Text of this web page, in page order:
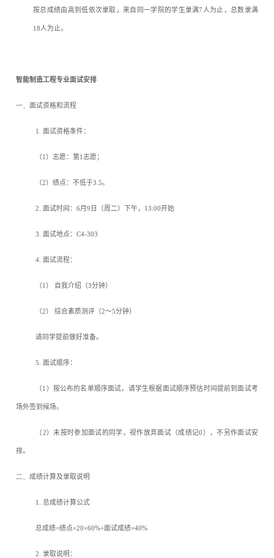
按总成绩由高到低依次录取，来自同一学院的学生录满7 人为止，总数录满
18人为止。
智能制造工程专业面试安排
一、面试资格和流程
1.面试资格条件：
（1）志愿：第1志愿；
（2）绩点：不低于3.5。
2.面试时间：6月9 日（周二）下午， 13:00开始
3.面试地点：C4-303
4.面试流程：
（1） 自我介绍（3分钟）
（2） 综合素质测评（2～5分钟）
请同学提前做好准备。
5.面试顺序：
（1 ）按公布的名单顺序面试，请学生根据面试顺序预估时间提前到面试考
场外签到候场。
（2）未按时参加面试的同学，视作放弃面试（成绩记0），不另作面试安
排。
二、 成绩计算及录取说明
1. 总成绩计算公式
总成绩=绩点×20×60%+面试成绩×40%
2.录取说明：